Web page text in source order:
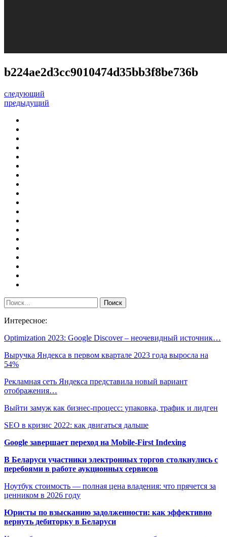
b224ae2d3cc9010474d35bb3f8be736b
следующий
предыдущий
Интересное:
Optimization 2023: Google Discover – неочевидный источник…
Выручка Яндекса в первом квартале 2023 года выросла на
54%
Рекламная сеть Яндекса представила новый вариант
отображения…
Выйти замуж как бизнес-процесс: упаковка, трафик и лидген
SEO в кризис 2022: как двигаться дальше
Google завершает переход на Mobile-First Indexing
В Беларуси участники электронных торгов столкнулись с
перебоями в работе аукционных сервисов
Ноутбук стоимость — полная цена владения: что прячется за
ценником в 2026 году
Юристы по взысканию задолженности: как эффективно
вернуть дебиторку в Беларуси